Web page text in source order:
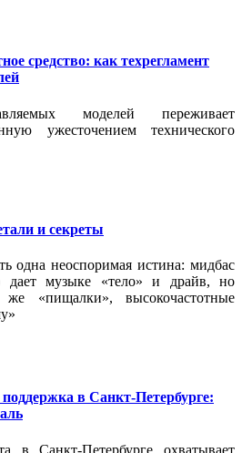
средство: как техрегламент
моделей переживает
ужесточением технического
и секреты
одна неоспоримая истина: мидбас
дает музыке «тело» и драйв, но
«пищалки», высокочастотные
в Санкт-Петербурге:
в Санкт-Петербурге охватывает